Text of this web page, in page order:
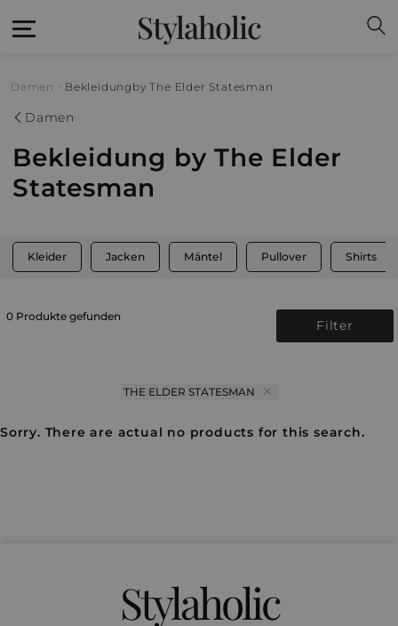
Stylaholic
Damen Bekleidung by The Elder Statesman
Damen
Bekleidung by The Elder
Statesman
Kleider Jacken Mäntel Pullover Shirts
0 Produkte gefunden
Filter
THE ELDER STATESMAN
Sorry. There are actual no products for this search.
Stylaholic